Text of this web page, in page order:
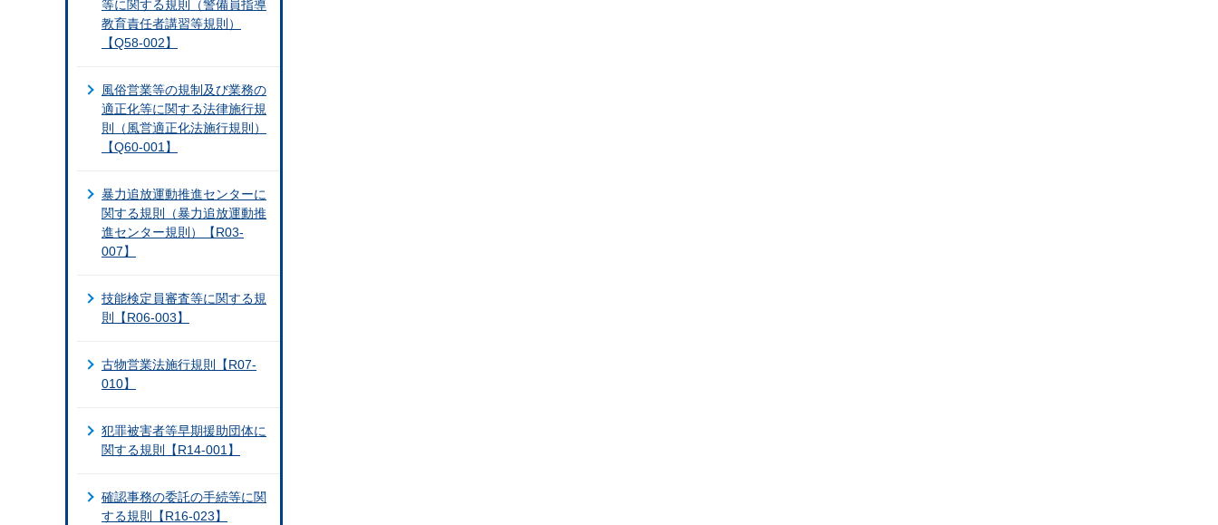
等に関する規則（警備員指導
教育責任者講習等規則）
【Q58-002】
風俗営業等の規制及び業務の
適正化等に関する法律施行規
則（風営適正化法施行規則）
【Q60-001】
暴力追放運動推進センターに
関する規則（暴力追放運動推
進センター規則）【R03-
007】
技能検定員審査等に関する規
則【R06-003】
古物営業法施行規則【R07-
010】
犯罪被害者等早期援助団体に
関する規則【R14-001】
確認事務の委託の手続等に関
する規則【R16-023】